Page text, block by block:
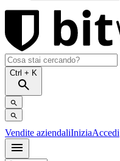
Ctrl + K
Vendite aziendaliIniziaAccedi